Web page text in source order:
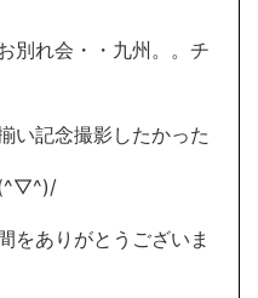
別れ会・・九州。。チ
い記念撮影したかった
(^▽^)/
ありがとうございま